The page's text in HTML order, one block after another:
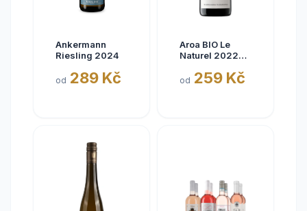
Ankermann
Riesling 2024
od 289 Kč
Aroa BIO Le
Naturel 2022
Navarra, bez
od 259 Kč